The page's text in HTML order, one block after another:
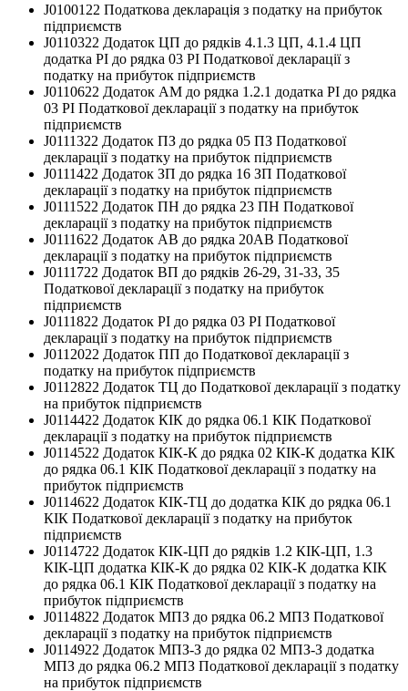
J0100122 Податкова декларація з податку на прибуток
підприємств
J0110322 Додаток ЦП до рядків 4.1.3 ЦП, 4.1.4 ЦП
додатка РІ до рядка 03 РІ Податкової декларації з
податку на прибуток підприємств
J0110622 Додаток АМ до рядка 1.2.1 додатка РІ до рядка
03 РІ Податкової декларації з податку на прибуток
підприємств
J0111322 Додаток ПЗ до рядка 05 ПЗ Податкової
декларації з податку на прибуток підприємств
J0111422 Додаток ЗП до рядка 16 ЗП Податкової
декларації з податку на прибуток підприємств
J0111522 Додаток ПН до рядка 23 ПН Податкової
декларації з податку на прибуток підприємств
J0111622 Додаток АВ до рядка 20АВ Податкової
декларації з податку на прибуток підприємств
J0111722 Додаток ВП до рядків 26-29, 31-33, 35
Податкової декларації з податку на прибуток
підприємств
J0111822 Додаток РІ до рядка 03 РІ Податкової
декларації з податку на прибуток підприємств
J0112022 Додаток ПП до Податкової декларації з
податку на прибуток підприємств
J0112822 Додаток ТЦ до Податкової декларації з податку
на прибуток підприємств
J0114422 Додаток КІК до рядка 06.1 КІК Податкової
декларації з податку на прибуток підприємств
J0114522 Додаток КІК-К до рядка 02 КІК-К додатка КІК
до рядка 06.1 КІК Податкової декларації з податку на
прибуток підприємств
J0114622 Додаток КІК-ТЦ до додатка КІК до рядка 06.1
КІК Податкової декларації з податку на прибуток
підприємств
J0114722 Додаток КІК-ЦП до рядків 1.2 КІК-ЦП, 1.3
КІК-ЦП додатка КІК-К до рядка 02 КІК-К додатка КІК
до рядка 06.1 КІК Податкової декларації з податку на
прибуток підприємств
J0114822 Додаток МПЗ до рядка 06.2 МПЗ Податкової
декларації з податку на прибуток підприємств
J0114922 Додаток МПЗ-З до рядка 02 МПЗ-З додатка
МПЗ до рядка 06.2 МПЗ Податкової декларації з податку
на прибуток підприємств